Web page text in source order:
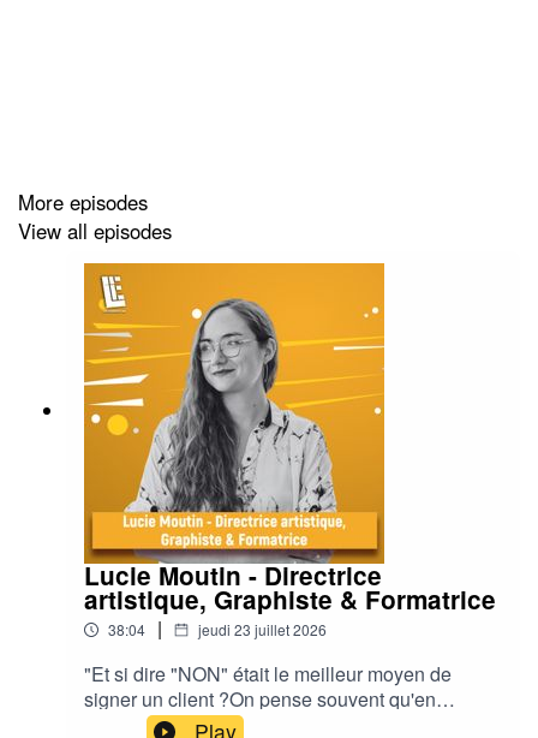
More episodes
View all episodes
Lucie Moutin - Directrice
artistique, Graphiste & Formatrice
38:04 | jeudi 23 juillet 2026
"Et si dire "NON" était le meilleur moyen de
signer un client ?On pense souvent qu'en
freelance ou en agence, le but est de plaire à tout
Play